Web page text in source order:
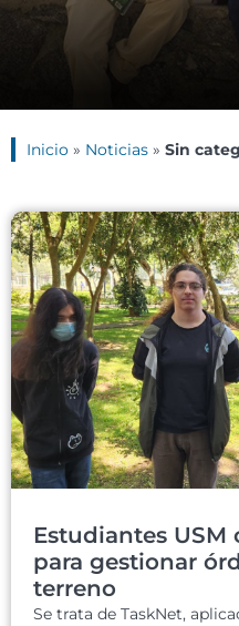
Inicio » Noticias » Sin
Estudiantes
para gestionar
terreno
Se trata de TaskNet,